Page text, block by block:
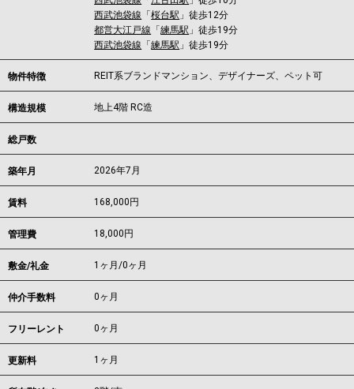
西武池袋線 「桜台駅 」徒歩12分
都営大江戸線 「練馬駅 」徒歩19分
西武池袋線 「練馬駅 」徒歩19分
物件特徴 REIT系ブランドマンション、デザイナーズ、ペット可
構造規模 地上4階 RC造
総戸数
築年月 2026年7月
賃料 168,000 円
管理費 18,000円
敷金/礼金 1ヶ月/0ヶ月
仲介手数料 0ヶ月
フリーレント 0ヶ月
更新料 1ヶ月